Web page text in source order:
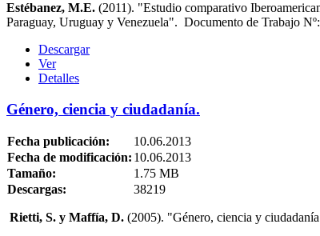
Estébanez, M.E. (2011). "Estudio comparativo
Paraguay, Uruguay y Venezuela". Documento de Trabajo
Descargar
Ver
Detalles
Género, ciencia y ciudadanía.
Fecha publicación:
10.06.2013
Fecha de modificación: 10.06.2013
Tamaño:
1.75 MB
Descargas:
38219
Rietti, S. y Maffía, D. (2005). "Género, ciencia y